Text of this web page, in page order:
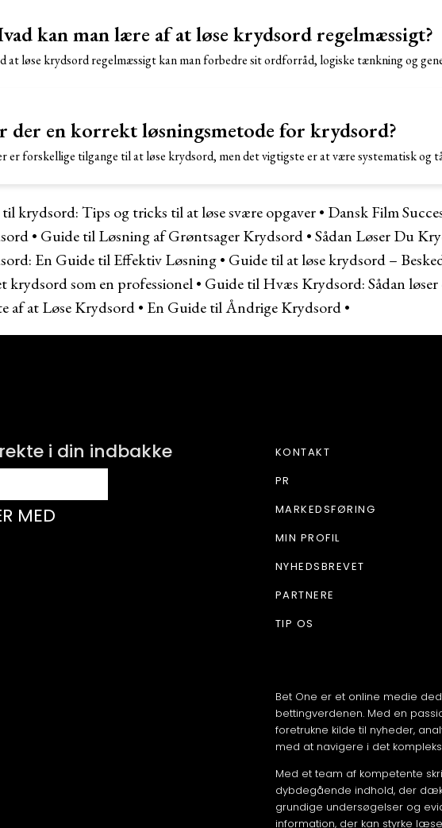
kan man lære af at løse krydsord regelmæssigt?
at løse krydsord regelmæssigt kan man forbedre sit ordforråd, logiske tænkning og
der en korrekt løsningsmetode for krydsord?
er forskellige tilgange til at løse krydsord, men det vigtigste er at være systematisk og
til krydsord: Tips og tricks til at løse svære opgaver• Dansk Film
• Guide til Løsning af Grøntsager Krydsord•Sådan Løser Du
En Guide til Effektiv Løsning• Guide til at løse krydsord –
krydsord som en professionel• Guide til Hvæs Krydsord: Sådan
af at Løse Krydsord• En Guide til Åndrige Krydsord•
i din indbakke
MED
Bet One er et online medie
bettingverdenen. Med en
foretrukne kilde til nyheder,
med at navigere i det
Med et team af kompetente
dybdegående indhold, der
grundige undersøgelser og
information, der kan styrke
KONTAKT
PR
MARKEDSFØRING
MIN PROFIL
NYHEDSBREVET
PARTNERE
TIP OS